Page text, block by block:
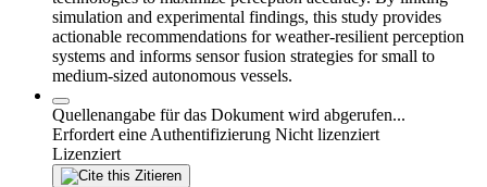
simulation and experimental findings, this study provides
actionable recommendations for weather-resilient perception
systems and informs sensor fusion strategies for small to
medium-sized autonomous vessels.
Quellenangabe für das Dokument wird abgerufen...
Erfordert eine Authentifizierung Nicht lizenziert
Lizenziert
Zitieren